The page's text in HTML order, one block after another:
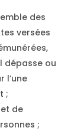
des
versées
dépasse ou
l’une
;
de
;